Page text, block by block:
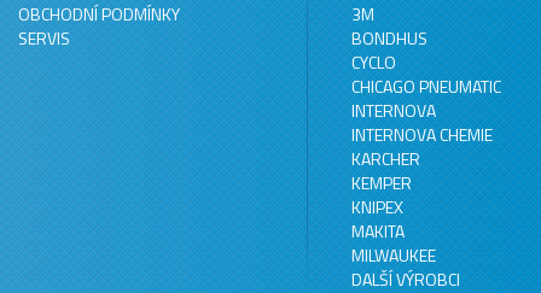
OBCHODNÍ PODMÍNKY
SERVIS
3M
BONDHUS
CYCLO
CHICAGO PNEUMATIC
INTERNOVA
INTERNOVA CHEMIE
KARCHER
KEMPER
KNIPEX
MAKITA
MILWAUKEE
DALŠÍ VÝROBCI